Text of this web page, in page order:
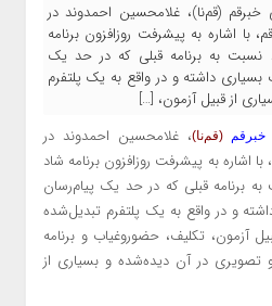
خبرقم (قم‌نا)، غلامحسین احمدوند در
با اشاره به پیشرفت روزافزون برنامه
نسبت به برنامه قبلی که در حد یک
بسیاری داشته و در واقع به یک پلتفرم
از قبیل آزمون، […]
خبرقم (قم‌نا)
، غلامحسین احمدوند در
، با اشاره به پیشرفت روزافزون برنامه شاد
برنامه قبلی که در حد یک پیام‌رسان
و در واقع به یک پلتفرم تبدیل‌شده
آزمون، تکلیف، حضوروغیاب و برنامه
تصویری در آن دیده‌شده و بسیاری از